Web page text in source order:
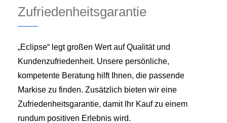
Zufriedenheitsgarantie
„Eclipse“ legt großen Wert auf Qualität und
Kundenzufriedenheit. Unsere persönliche,
kompetente Beratung hilft Ihnen, die passende
Markise zu finden. Zusätzlich bieten wir eine
Zufriedenheitsgarantie, damit Ihr Kauf zu einem
rundum positiven Erlebnis wird.